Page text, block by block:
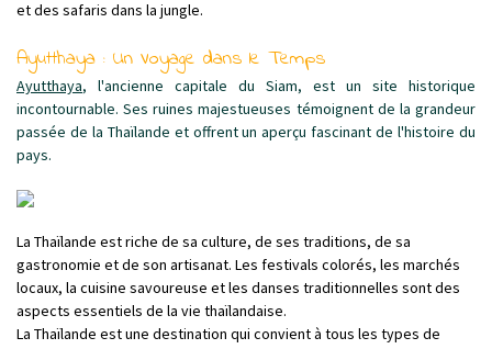
et des safaris dans la jungle.
Ayutthaya : Un Voyage dans le Temps
Ayutthaya, l'ancienne capitale du Siam, est un site historique
incontournable. Ses ruines majestueuses témoignent de la grandeur
passée de la Thaïlande et offrent un aperçu fascinant de l'histoire du
pays.
La Thaïlande est riche de sa culture, de ses traditions, de sa
gastronomie et de son artisanat. Les festivals colorés, les marchés
locaux, la cuisine savoureuse et les danses traditionnelles sont des
aspects essentiels de la vie thaïlandaise.
La Thaïlande est une destination qui convient à tous les types de